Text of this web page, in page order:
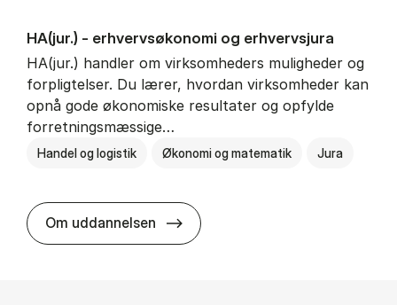
HA(jur.) - erhvervs­økonomi og erhvervs­jura
HA(jur.) handler om virksomheders muligheder og
forpligtelser. Du lærer, hvordan virksomheder kan
opnå gode økonomiske resultater og opfylde
forretningsmæssige…
Handel og logistik Økonomi og matematik Jura
Om uddannelsen HA(jur.) - erhvervs­økonomi og